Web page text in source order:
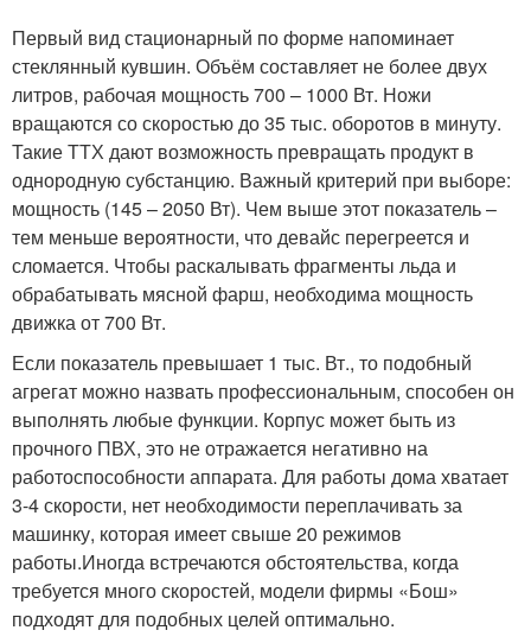
Первый вид стационарный по форме напоминает
стеклянный кувшин. Объём составляет не более двух
литров, рабочая мощность 700 – 1000 Вт. Ножи
вращаются со скоростью до 35 тыс. оборотов в минуту.
Такие ТТХ дают возможность превращать продукт в
однородную субстанцию. Важный критерий при выборе:
мощность (145 – 2050 Вт). Чем выше этот показатель –
тем меньше вероятности, что девайс перегреется и
сломается. Чтобы раскалывать фрагменты льда и
обрабатывать мясной фарш, необходима мощность
движка от 700 Вт.
Если показатель превышает 1 тыс. Вт., то подобный
агрегат можно назвать профессиональным, способен он
выполнять любые функции. Корпус может быть из
прочного ПВХ, это не отражается негативно на
работоспособности аппарата. Для работы дома хватает
3-4 скорости, нет необходимости переплачивать за
машинку, которая имеет свыше 20 режимов
работы.Иногда встречаются обстоятельства, когда
требуется много скоростей, модели фирмы «Бош»
подходят для подобных целей оптимально.